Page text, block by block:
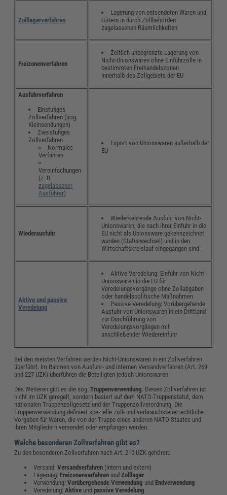
Zolllagerverfahren
Lagerung von entsendeten Waren und
Gütern in durch Zollbehörden
zugelassenen Räumlichkeiten
Freizonenverfahren
Zeitlich unbegrenzte Lagerung von
Nicht-Unionswaren ohne Einfuhrzölle in
bestimmten Freihandelszonen
innerhalb des Zollgebiets der EU
Ausfuhrverfahren
Einstufiges
Zollverfahren (sog.
Kleinsendungen)
Zweistufiges
Zollverfahren
Normales
Verfahren
Vereinfachungen
(z. B.
zugelassener
Ausführer)
Export von Unionswaren außerhalb der
EU
Wiederausfuhr
Wiederkehrende Ausfuhr von Nicht-
Unionswaren, die nach ihrer Einfuhr in die
EU nicht als Unionsware gekennzeichnet
wurden (Statuswechsel) und in den
Wirtschaftskreislauf eingegangen sind.
Aktive und passive
Veredelung
Aktive Veredelung: Einfuhr von Nicht-
Unionswaren in die EU für
Veredelungsvorgänge ohne Zollabgaben
oder handelspolitische Maßnahmen
Passive Veredelung: Vorübergehende
Ausfuhr von Unionswaren in ein Drittland
zur Durchführung von
Veredelungsvorgängen mit
anschließender Wiedereinfuhr
Bei den meisten Verfahren werden Nicht-Unionswaren in ein Zollverfahren
überführt. Im Rahmen von Ausfuhr- und internen Versandverfahren (Art. 269
und 227 UZK) überführen die Beteiligten jedoch Unionswaren.
Des Weiteren gibt es die sog.Truppenverwendung. Dieses Zollverfahren ist
nicht im UZK geregelt, sondern basiert auf dem NATO-Truppenstatut, dem
nationalen Truppenzollgesetz und der Truppenzollverordnung. Die
Truppenverwendung definiert spezielle zoll- und verbrauchsteuerrechtliche
Vorgaben für Waren, die von der Truppe eines anderen NATO-Staates und
ihren Mitgliedern versendet oder empfangen werden.
Welche besonderen Zollverfahren gibt es?
Zu den besonderen Zollverfahren nach Art. 210 UZK gehören:
Versand: Versandverfahren (intern und extern)
Lagerung: Freizonenverfahren und Zolllager
Verwendung: Vorübergehende Verwendung und Endverwendung
Veredelung: Aktive und passive Veredelung